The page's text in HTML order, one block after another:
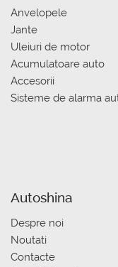
Anvelopele
Jante
Uleiuri de motor
Acumulatoare auto
Accesorii
Sisteme de alarma
Autoshina
Despre noi
Noutati
Contacte